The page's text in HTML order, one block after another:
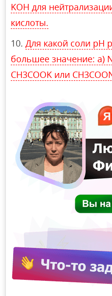
KOH для
кислоты.
Для какой соли рН
большее значение: а)
CH3COOK или